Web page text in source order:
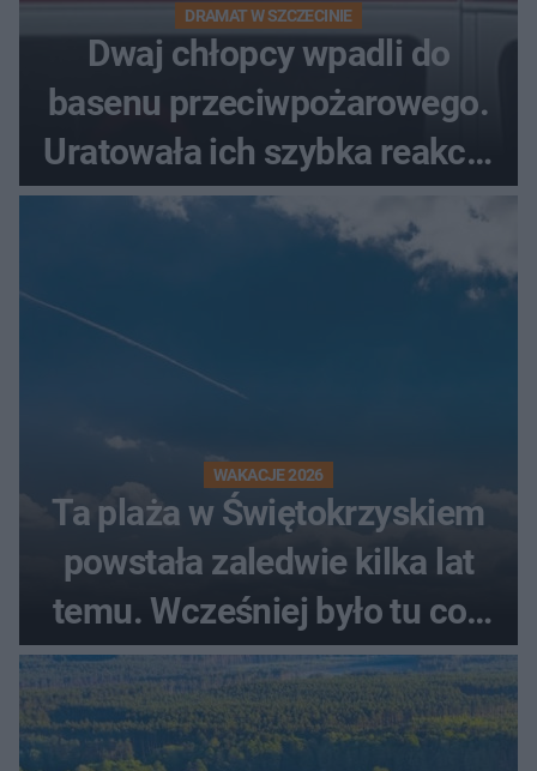
DRAMAT W SZCZECINIE
Dwaj chłopcy wpadli do
basenu przeciwpożarowego.
Uratowała ich szybka reakcja
świadków
WAKACJE 2026
Ta plaża w Świętokrzyskiem
powstała zaledwie kilka lat
temu. Wcześniej było tu coś
zupełnie innego